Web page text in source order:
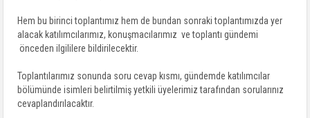
Hem bu birinci toplantımız hem de bundan sonraki toplantımızda yer
alacak katılımcılarımız, konuşmacılarımız ve toplantı gündemi
önceden ilgililere bildirilecektir.
Toplantılarımız sonunda soru cevap kısmı, gündemde katılımcılar
bölümünde isimleri belirtilmiş yetkili üyelerimiz tarafından sorularınız
cevaplandırılacaktır.